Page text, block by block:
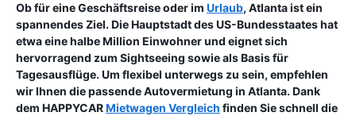
Ob für eine Geschäftsreise oder im Urlaub, Atlanta ist ein
spannendes Ziel. Die Hauptstadt des US-Bundesstaates hat
etwa eine halbe Million Einwohner und eignet sich
hervorragend zum Sightseeing sowie als Basis für
Tagesausflüge. Um flexibel unterwegs zu sein, empfehlen
wir Ihnen die passende Autovermietung in Atlanta. Dank
dem HAPPYCARMietwagen Vergleich finden Sie schnell die